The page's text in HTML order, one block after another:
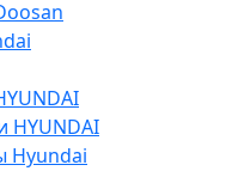
HYUNDAI
Hyundai